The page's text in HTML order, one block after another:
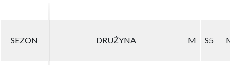
SEZON DRUŻYNA M S5
SEZON DRUŻYNA M S5